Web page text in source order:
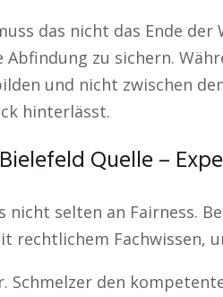
das nicht das Ende
zu sichern.
und nicht zwischen
hinterlässt.
Quelle –
nicht selten an Fairness.
rechtlichem Fachwissen,
Schmelzer den